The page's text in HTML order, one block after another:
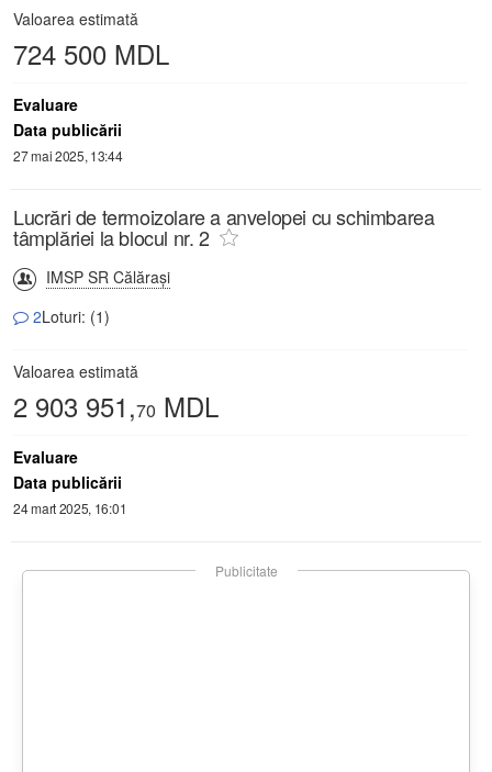
Valoarea estimată
724 500 MDL
Evaluare
Data publicării
27 mai 2025, 13:44
Lucrări de termoizolare a anvelopei cu schimbarea
tâmplăriei la blocul nr. 2
IMSP SR Călăraşi
2Loturi: (1)
Valoarea estimată
2 903 951,70 MDL
Evaluare
Data publicării
24 mart 2025, 16:01
Publicitate